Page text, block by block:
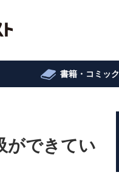
書籍・コミック
ができてい